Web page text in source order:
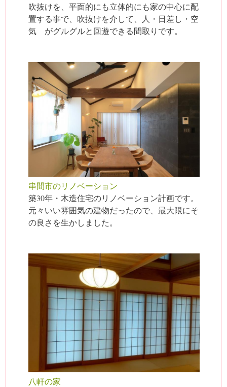
吹抜けを、平面的にも立体的にも家の中心に配
置する事で、吹抜けを介して、人・日差し・空
気 がグルグルと回遊できる間取りです。
串間市のリノベーション
築30年・木造住宅のリノベーション計画です。
元々いい雰囲気の建物だったので、最大限にそ
の良さを生かしました。
八軒の家